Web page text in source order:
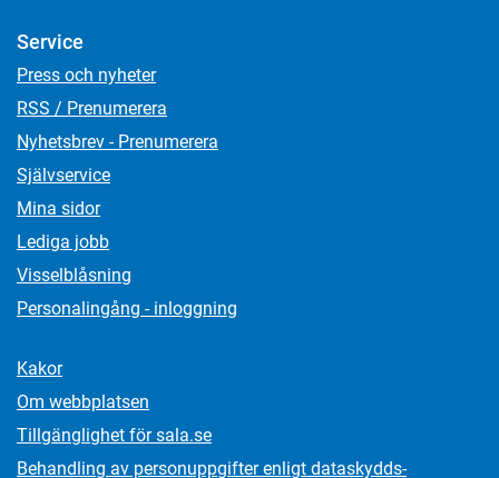
Service
Press och nyheter
RSS / Prenumerera
Nyhetsbrev - Prenumerera
Självservice
Mina sidor
Lediga jobb
Visselblåsning
Personalingång - inloggning
Kakor
Om webbplatsen
Tillgänglighet för sala.se
Behandling av personuppgifter enligt dataskydds­